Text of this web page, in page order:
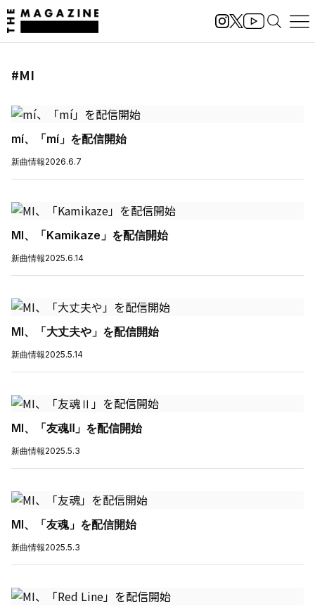
#MI
mí、「mí」を配信開始
新曲情報2026.6.7
MI、「Kamikaze」を配信開始
新曲情報2025.6.14
MI、「大丈夫や」を配信開始
新曲情報2025.5.14
MI、「友魂Ⅱ」を配信開始
新曲情報2025.5.3
MI、「友魂」を配信開始
新曲情報2025.5.3